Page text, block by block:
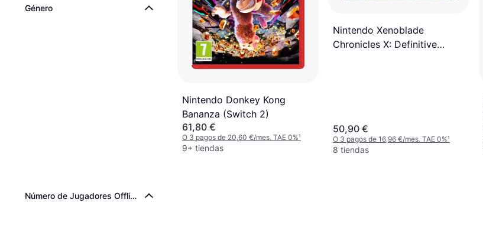
Género
Número de Jugadores Offline (Máx.)
Nintendo Donkey Kong
Bananza (Switch 2)
61,80 €
O 3 pagos de 20,60 €/mes. TAE 0%¹
9+ tiendas
Nintendo Xenoblade
Chronicles X: Definitive
50,90 €
O 3 pagos de 16,96 €/mes. TAE 0%¹
8 tiendas